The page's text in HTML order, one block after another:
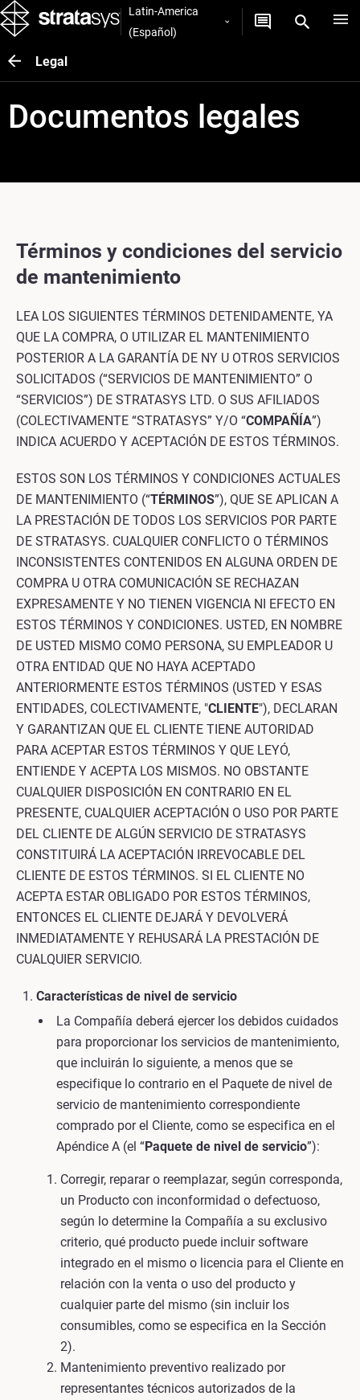
Latin-America
(Español)
Legal
Documentos legales
Términos y condiciones del servicio
de mantenimiento
LEA LOS SIGUIENTES TÉRMINOS DETENIDAMENTE, YA
QUE LA COMPRA, O UTILIZAR EL MANTENIMIENTO
POSTERIOR A LA GARANTÍA DE NY U OTROS SERVICIOS
SOLICITADOS (“SERVICIOS DE MANTENIMIENTO” O
“SERVICIOS”) DE STRATASYS LTD. O SUS AFILIADOS
(COLECTIVAMENTE “STRATASYS” Y/O “COMPAÑÍA”)
INDICA ACUERDO Y ACEPTACIÓN DE ESTOS TÉRMINOS.
ESTOS SON LOS TÉRMINOS Y CONDICIONES ACTUALES
DE MANTENIMIENTO (“TÉRMINOS”), QUE SE APLICAN A
LA PRESTACIÓN DE TODOS LOS SERVICIOS POR PARTE
DE STRATASYS. CUALQUIER CONFLICTO O TÉRMINOS
INCONSISTENTES CONTENIDOS EN ALGUNA ORDEN DE
COMPRA U OTRA COMUNICACIÓN SE RECHAZAN
EXPRESAMENTE Y NO TIENEN VIGENCIA NI EFECTO EN
ESTOS TÉRMINOS Y CONDICIONES. USTED, EN NOMBRE
DE USTED MISMO COMO PERSONA, SU EMPLEADOR U
OTRA ENTIDAD QUE NO HAYA ACEPTADO
ANTERIORMENTE ESTOS TÉRMINOS (USTED Y ESAS
ENTIDADES, COLECTIVAMENTE, "CLIENTE"), DECLARAN
Y GARANTIZAN QUE EL CLIENTE TIENE AUTORIDAD
PARA ACEPTAR ESTOS TÉRMINOS Y QUE LEYÓ,
ENTIENDE Y ACEPTA LOS MISMOS. NO OBSTANTE
CUALQUIER DISPOSICIÓN EN CONTRARIO EN EL
PRESENTE, CUALQUIER ACEPTACIÓN O USO POR PARTE
DEL CLIENTE DE ALGÚN SERVICIO DE STRATASYS
CONSTITUIRÁ LA ACEPTACIÓN IRREVOCABLE DEL
CLIENTE DE ESTOS TÉRMINOS. SI EL CLIENTE NO
ACEPTA ESTAR OBLIGADO POR ESTOS TÉRMINOS,
ENTONCES EL CLIENTE DEJARÁ Y DEVOLVERÁ
INMEDIATAMENTE Y REHUSARÁ LA PRESTACIÓN DE
CUALQUIER SERVICIO.
Características de nivel de servicio
La Compañía deberá ejercer los debidos cuidados
para proporcionar los servicios de mantenimiento,
que incluirán lo siguiente, a menos que se
especifique lo contrario en el Paquete de nivel de
servicio de mantenimiento correspondiente
comprado por el Cliente, como se especifica en el
Apéndice A (el “Paquete de nivel de servicio”):
Corregir, reparar o reemplazar, según corresponda,
un Producto con inconformidad o defectuoso,
según lo determine la Compañía a su exclusivo
criterio, qué producto puede incluir software
integrado en el mismo o licencia para el Cliente en
relación con la venta o uso del producto y
cualquier parte del mismo (sin incluir los
consumibles, como se especifica en la Sección
2).
Mantenimiento preventivo realizado por
representantes técnicos autorizados de la